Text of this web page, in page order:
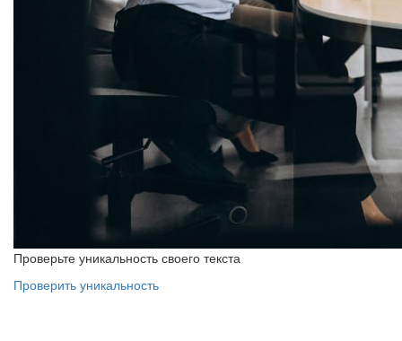
Проверьте уникальность своего текста
Проверить уникальность